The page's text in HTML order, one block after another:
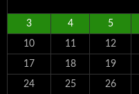
3 4 5
10 11 12
17 18 19
24 25 26